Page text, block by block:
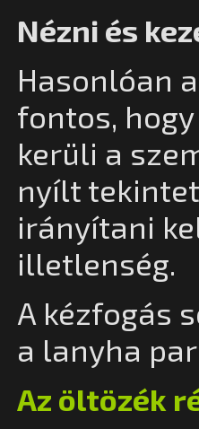
Nézni és
Hasonlóan
fontos,
kerüli a
nyílt
irányítani
illetlenség.
A kézfogás
a lanyha
Az öltözék